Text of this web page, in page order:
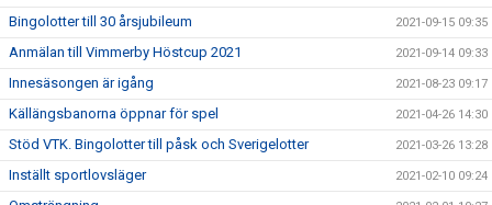
Bingolotter till 30 årsjubileum 2021-09-15 09:35
Anmälan till Vimmerby Höstcup 2021 2021-09-14 09:33
Innesäsongen är igång 2021-08-23 09:17
Källängsbanorna öppnar för spel 2021-04-26 14:30
Stöd VTK. Bingolotter till påsk och Sverigelotter 2021-03-26 13:28
Inställt sportlovsläger 2021-02-10 09:24